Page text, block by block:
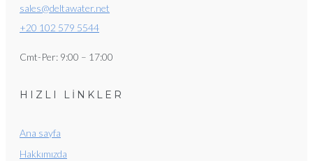
sales@deltawater.net
+20 102 579 5544
Cmt-Per: 9:00 – 17:00
HIZLI LİNKLER
Ana sayfa
Hakkımızda